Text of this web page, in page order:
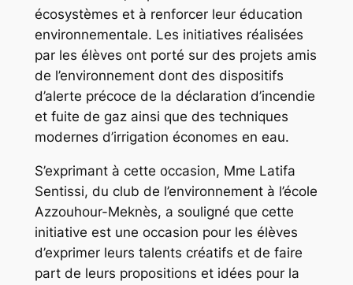
écosystèmes et à renforcer leur éducation
environnementale. Les initiatives réalisées
par les élèves ont porté sur des projets amis
de l’environnement dont des dispositifs
d’alerte précoce de la déclaration d’incendie
et fuite de gaz ainsi que des techniques
modernes d’irrigation économes en eau.
S’exprimant à cette occasion, Mme Latifa
Sentissi, du club de l’environnement à l’école
Azzouhour-Meknès, a souligné que cette
initiative est une occasion pour les élèves
d’exprimer leurs talents créatifs et de faire
part de leurs propositions et idées pour la